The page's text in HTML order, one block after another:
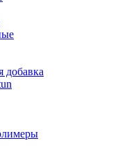
добавка